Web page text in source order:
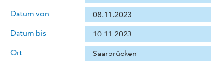
Datum von
08.11.2023
Datum bis
10.11.2023
Ort
Saarbrücken